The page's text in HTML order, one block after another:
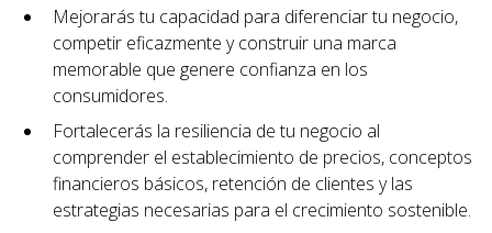
Mejorarás tu capacidad para diferenciar tu negocio,
competir eficazmente y construir una marca
memorable que genere confianza en los
consumidores.
Fortalecerás la resiliencia de tu negocio al
comprender el establecimiento de precios, conceptos
financieros básicos, retención de clientes y las
estrategias necesarias para el crecimiento sostenible.